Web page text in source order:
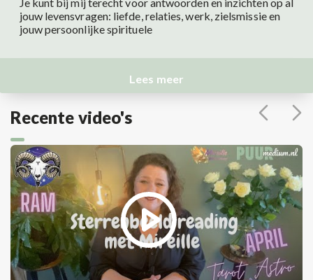
jouw levensvragen: liefde, relaties, werk, zielsmissie en
jouw persoonlijke spirituele
Lees meer
Recente video's